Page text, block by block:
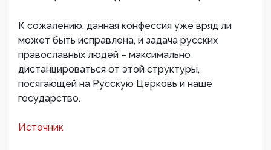
К сожалению, данная конфессия уже вряд ли
может быть исправлена, и задача русских
православных людей – максимально
дистанцироваться от этой структуры,
посягающей на Русскую Церковь и наше
государство.
Источник